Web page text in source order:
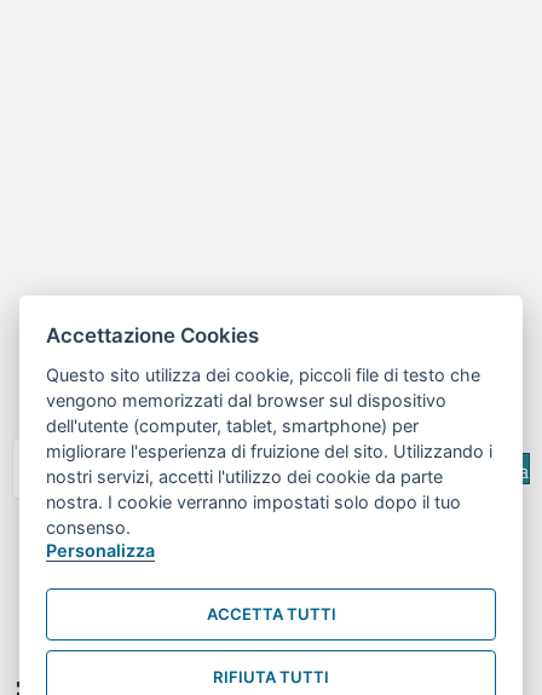
Cerca
© 2026 | Centro RiESco - Tutti i diritti sono riservati
Accettazione Cookies
Questo sito utilizza dei cookie, piccoli file di testo che
vengono memorizzati dal browser sul dispositivo
dell'utente (computer, tablet, smartphone) per
migliorare l'esperienza di fruizione del sito. Utilizzando i
nostri servizi, accetti l'utilizzo dei cookie da parte
nostra. I cookie verranno impostati solo dopo il tuo
consenso.
Personalizza
ACCETTA TUTTI
RIFIUTA TUTTI